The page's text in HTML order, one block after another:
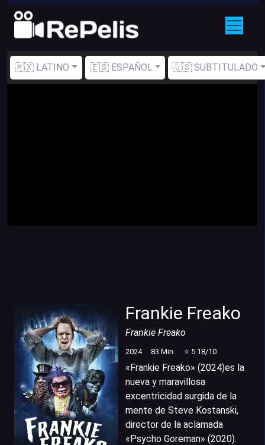
🇲🇽 LATINO 🇪🇸 ESPAÑOL 🇺🇸 SUBTITULADO
Frankie Freako
Frankie Freako
2024 83 Min. ⭐ 5.18/10
«Frankie Freako» (2024)es la
nueva y maravillosa
excentricidad surgida de la
mente de Steve Kostanski,
director de la aclamada
«Psycho Goreman» (2020).